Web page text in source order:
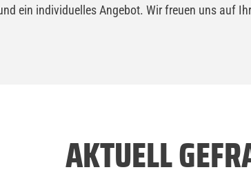
ein individuelles Angebot. Wir freuen uns auf
AKTUELL